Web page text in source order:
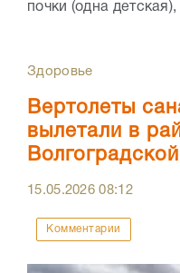
почки (одна
Здоровье
Вертолеты
вылетали в
15.05.202608:12
Комментарии